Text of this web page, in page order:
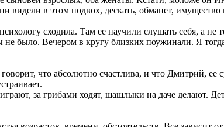
в этом подвох, дескать, обманет, имущество
сходила. Там ее научили слушать себя, а не
не было. Вечером в кругу близких поужинали. Я
что абсолютно счастлива, и что Дмитрий,
за грибами ходят, шашлыки на даче делают.